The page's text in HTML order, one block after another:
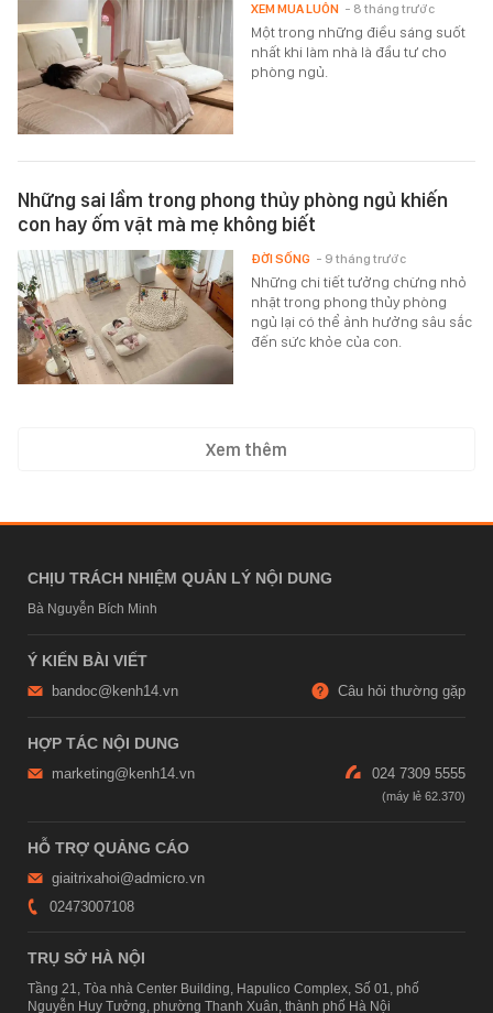
Một trong những điều sáng suốt
nhất khi làm nhà là đầu tư cho
phòng ngủ.
XEM MUA LUÔN - 8 tháng trước
Những sai lầm trong phong thủy phòng ngủ khiến
con hay ốm vặt mà mẹ không biết
Những chi tiết tưởng chừng nhỏ
nhặt trong phong thủy phòng
ngủ lại có thể ảnh hưởng sâu sắc
đến sức khỏe của con.
ĐỜI SỐNG - 9 tháng trước
Xem thêm
CHỊU TRÁCH NHIỆM QUẢN LÝ NỘI DUNG
Bà Nguyễn Bích Minh
Ý KIẾN BÀI VIẾT
bandoc@kenh14.vn Câu hỏi thường gặp
HỢP TÁC NỘI DUNG
marketing@kenh14.vn 024 7309 5555
HỖ TRỢ QUẢNG CÁO
giaitrixahoi@admicro.vn
02473007108
TRỤ SỞ HÀ NỘI
Tầng 21, Tòa nhà Center Building, Hapulico Complex, Số 01, phố
Nguyễn Huy Tưởng, phường Thanh Xuân, thành phố Hà Nội